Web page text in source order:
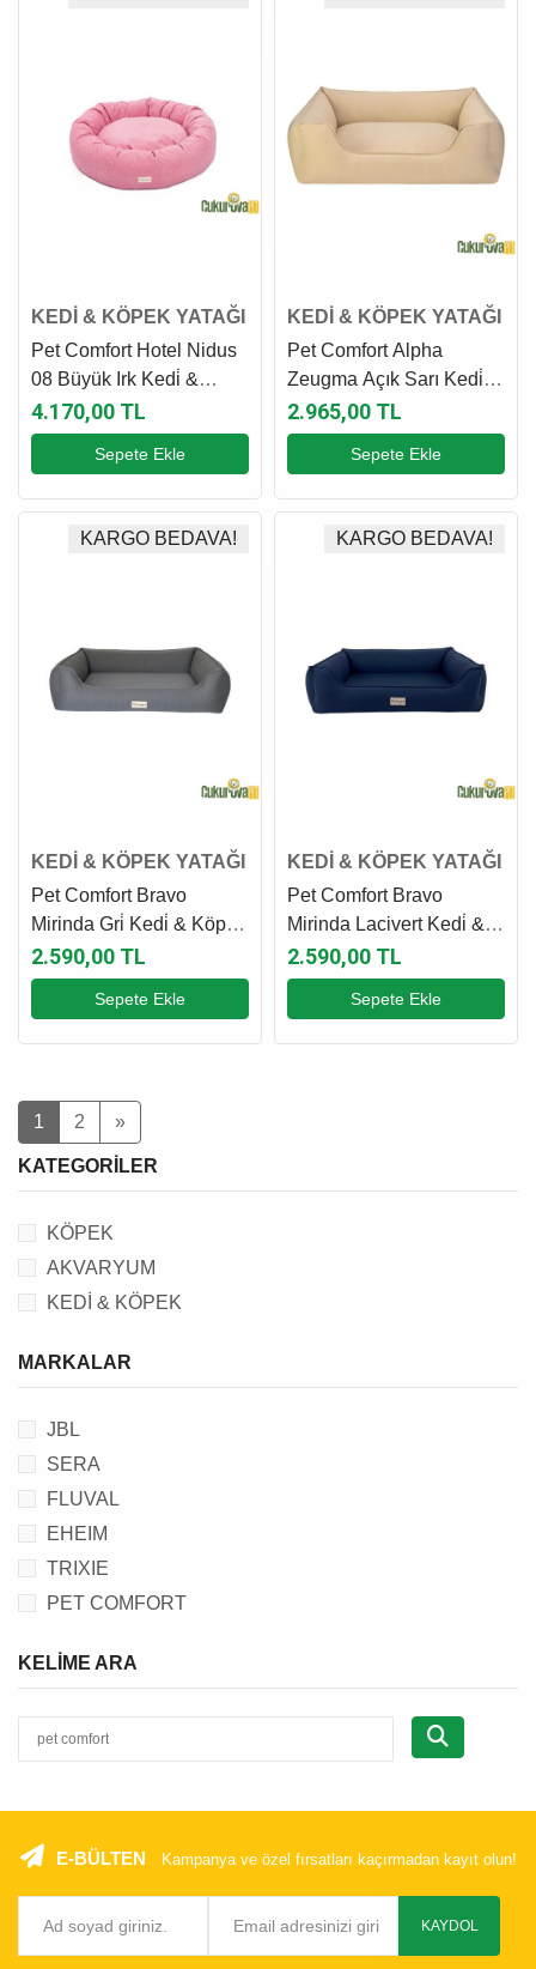
KEDİ & KÖPEK YATAĞI
Pet Comfort Hotel Nidus
08 Büyük Irk Kedi̇ &
Köpek Yatağı Pembe L -
100 Cm
4.170,00 TL
Sepete Ekle
KEDİ & KÖPEK YATAĞI
Pet Comfort Alpha
Zeugma Açık Sarı Kedi̇ &
Köpek Yatağı L - 105 x 85
Cm
2.965,00 TL
Sepete Ekle
KARGO BEDAVA!
KEDİ & KÖPEK YATAĞI
Pet Comfort Bravo
Mirinda Gri̇ Kedi̇ & Köpek
Yatağı Xl - 80 X 105 Cm
2.590,00 TL
Sepete Ekle
KARGO BEDAVA!
KEDİ & KÖPEK YATAĞI
Pet Comfort Bravo
Mirinda Lacivert Kedi̇ &
Köpek Yatağı Xl - 80 X
105 Cm
2.590,00 TL
Sepete Ekle
1 2 »
KATEGORILER
KÖPEK
AKVARYUM
KEDİ & KÖPEK
MARKALAR
JBL
SERA
FLUVAL
EHEIM
TRIXIE
PET COMFORT
KELIME ARA
E-BÜLTEN Kampanya ve özel fırsatları kaçırmadan kayıt olun!
KAYDOL